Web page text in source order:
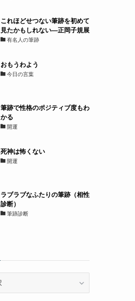
これほどせつない筆跡を初めて
見たかもしれない―正岡子規展
有名人の筆跡
おもうわよう
今日の言葉
筆跡で性格のポジティブ度もわ
かる
開運
死神は怖くない
開運
ラブラブなふたりの筆跡（相性
診断）
筆跡診断